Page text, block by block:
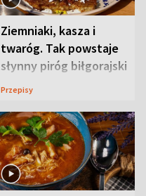
Ziemniaki, kasza i
twaróg. Tak powstaje
słynny piróg biłgorajski
Przepisy